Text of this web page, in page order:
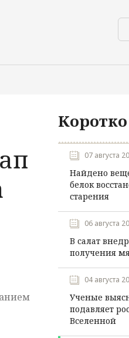
Коротко
07 августа
Найдено
белок
старения
06 августа
В салат
получения
04 августа
Ученые
подавляет
Вселенной